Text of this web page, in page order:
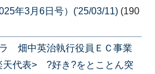
年3月6日号）('25/03/11) (190
畑中英治執行役員ＥＣ事業
天代表> ?好き?をとことん突